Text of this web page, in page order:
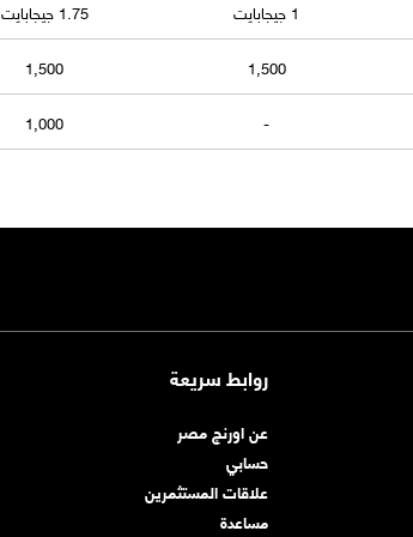
1 جيجابايت 1.75 جيجابايت
1,500
1,500
-
1,000
روابط سريعة
عن اورنچ مصر
حسابي
علاقات المستثمرين
مساعدة